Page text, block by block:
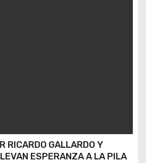
RICARDO GALLARDO Y
ESPERANZA A LA PILA